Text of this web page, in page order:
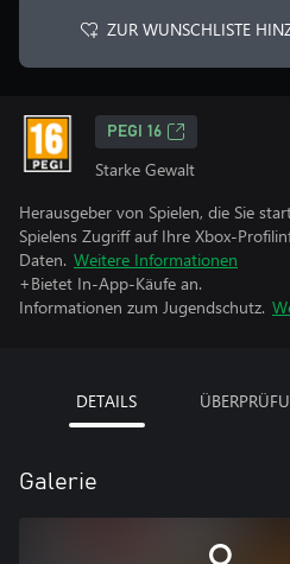
ZUR WUNSCHLISTE
PEGI 16
Starke Gewalt
Herausgeber von Spielen, die Sie
Spielens Zugriff auf Ihre Xbox-
Daten. Weitere Informationen
+Bietet In-App-Käufe an.
Informationen zum Jugendschutz.
DETAILS
Galerie